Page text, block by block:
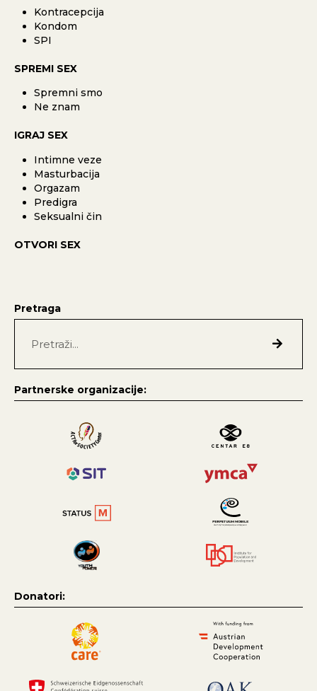
Kontracepcija
Kondom
SPI
SPREMI SEX
Spremni smo
Ne znam
IGRAJ SEX
Intimne veze
Masturbacija
Orgazam
Predigra
Seksualni čin
OTVORI SEX
Pretraga
Partnerske organizacije:
Donatori: